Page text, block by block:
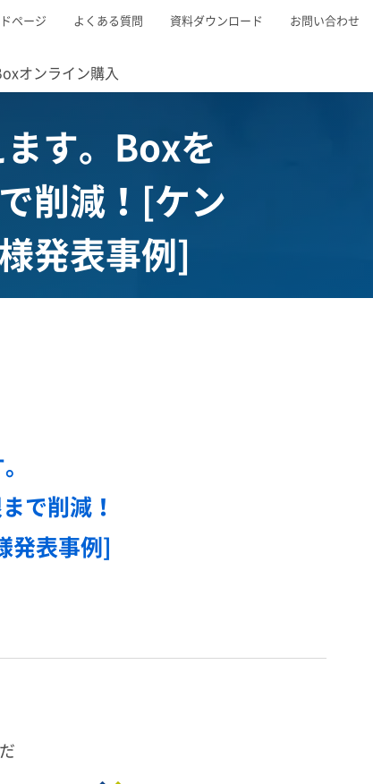
ページ よくある質問 資料ダウンロード お問い合わせ
Boxが選ばれる理由
Boxの価格
Box製品セミナー
外部からの評価
機能一覧表
コンサルティング
BJCCコミュニティ
（次世代のシステムを考えるコミュニティ）
活用術
ウドストレージ
セキュリティ対策
い働き方
リモートワーク
レポート
オンライン購入
す。Boxを
削減！[ケン
発表事例]
で削減！
発表事例]